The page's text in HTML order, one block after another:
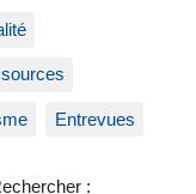
Entrevues
: